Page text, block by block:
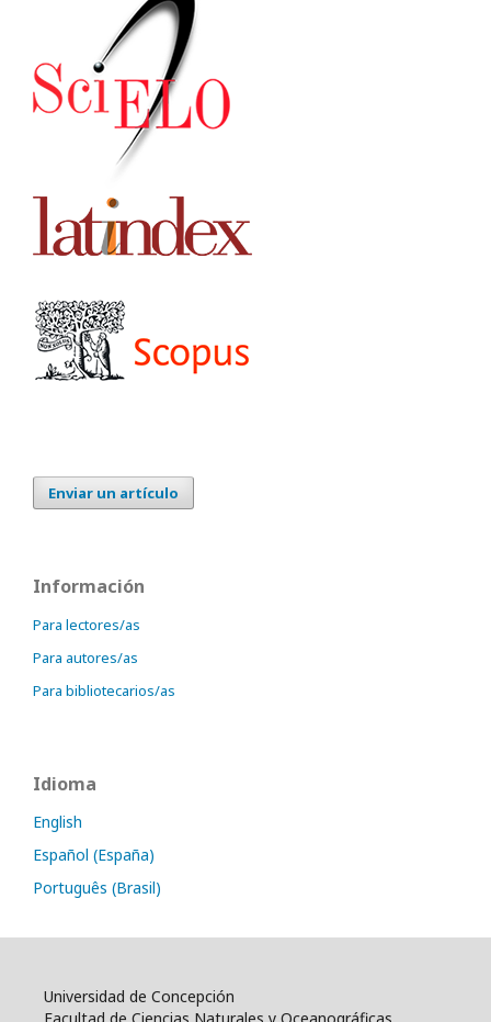
Enviar un artículo
Información
Para lectores/as
Para autores/as
Para bibliotecarios/as
Idioma
English
Español (España)
Português (Brasil)
Universidad de Concepción